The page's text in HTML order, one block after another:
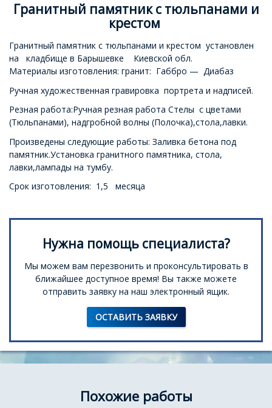
Гранитный памятник с тюльпанами и
крестом
Гранитный памятник с тюльпанами и крестом установлен
на кладбище в Барышевке Киевской обл.
Материалы изготовления: гранит: Габбро — Диабаз
Ручная художественная гравировка портрета и надписей.
Резная работа:Ручная резная работа Стелы с цветами
(Тюльпанами), надгробной волны (Полочка),стола,лавки.
Произведены следующие работы: Заливка бетона под
памятник.Установка гранитного памятника, стола,
лавки,лампады на тумбу.
Срок изготовления: 1,5 месяца
Нужна помощь специалиста?
Мы можем вам перезвонить и проконсультировать в
ближайшее доступное время! Вы также можете
отправить заявку на наш электронный ящик.
ОСТАВИТЬ ЗАЯВКУ
Похожие работы